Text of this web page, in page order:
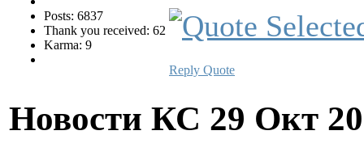
Posts: 6837
Thank you received: 62
Karma: 9
Reply Quote
Новости КС 29 Окт